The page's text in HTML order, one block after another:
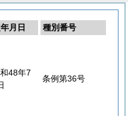
月日
種別番号
48年7
条例第36号